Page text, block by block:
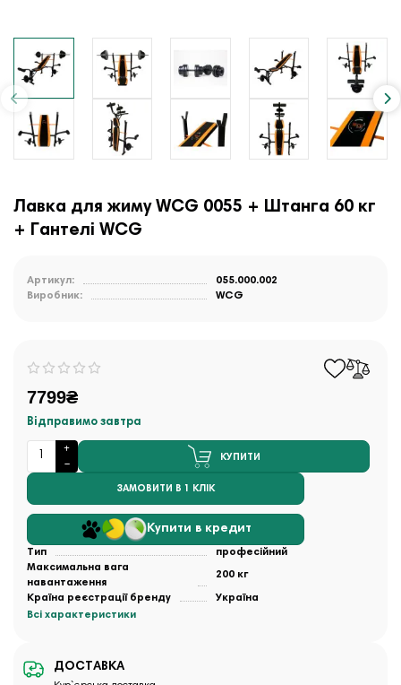
Лавка для жиму WCG 0055 + Штанга 60 кг
+ Гантелі WCG
Артикул:
055.000.002
Виробник:
WCG
7799₴
Відправимо завтра
КУПИТИ
ЗАМОВИТИ В 1 КЛІК
Купити в кредит
Тип
професійний
Максимальна вага
навантаження
200 кг
Країна реєстрації бренду
Україна
Всі характеристики
ДОСТАВКА